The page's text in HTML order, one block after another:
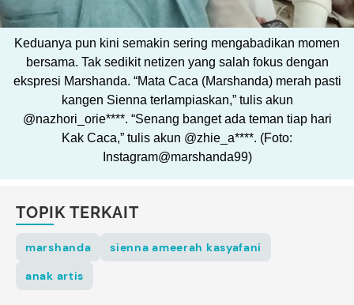
Keduanya pun kini semakin sering mengabadikan momen
bersama. Tak sedikit netizen yang salah fokus dengan
ekspresi Marshanda. “Mata Caca (Marshanda) merah pasti
kangen Sienna terlampiaskan,” tulis akun
@nazhori_orie****. “Senang banget ada teman tiap hari
Kak Caca,” tulis akun @zhie_a****. (Foto:
Instagram@marshanda99)
TOPIK TERKAIT
marshanda
sienna ameerah kasyafani
anak artis